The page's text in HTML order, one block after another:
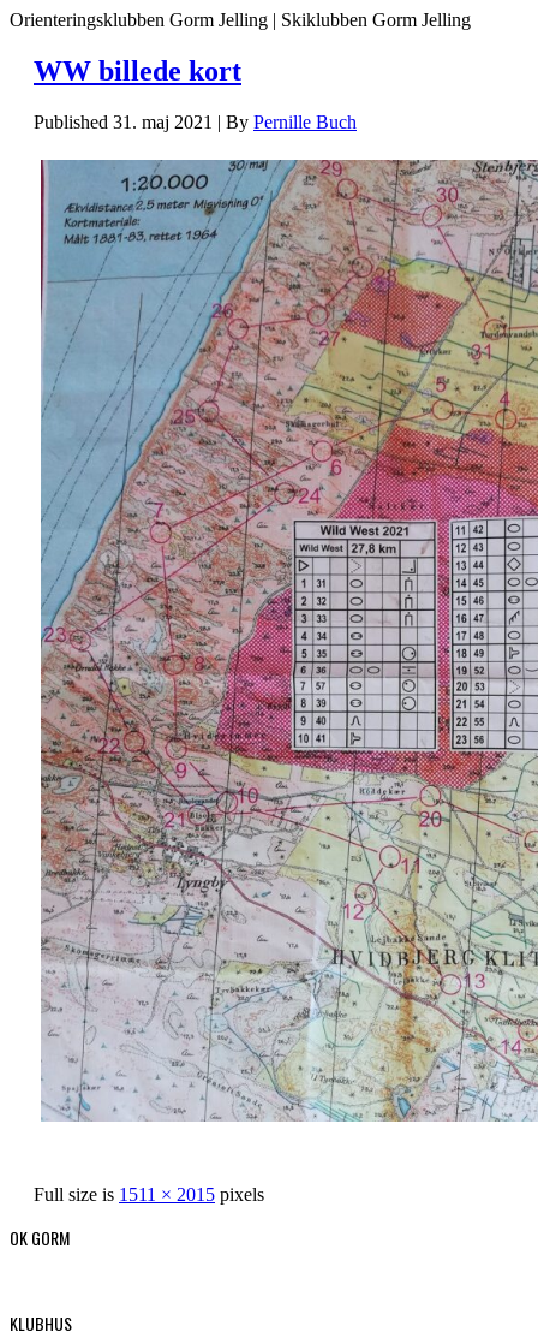
Orienteringsklubben Gorm Jelling | Skiklubben Gorm Jelling
WW billede kort
Published 31. maj 2021 | By Pernille Buch
Full size is 1511 × 2015 pixels
OK GORM
KLUBHUS